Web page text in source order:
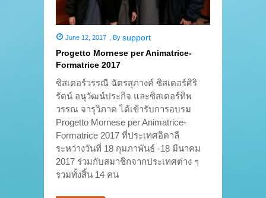
June 12, 2017 By support
Progetto Mornese per Animatrice-
Formatrice 2017
ซิสเตอร์วรรณี ฉัตรสุภางค์ ซิสเตอร์ศิริ
รัตน์ อนุวัฒน์ประกิจ และซิสเตอร์ทิพ
วรรณ จารุวิภาค ได้เข้ารับการอบรม
Progetto Mornese per Animatrice-
Formatrice 2017 ที่ประเทศอิตาลี
ระหว่างวันที่ 18 กุมภาพันธ์ -18 มีนาคม
2017 ร่วมกับสมาชิกจากประเทศต่าง ๆ
รวมทั้งสิ้น 14 คน